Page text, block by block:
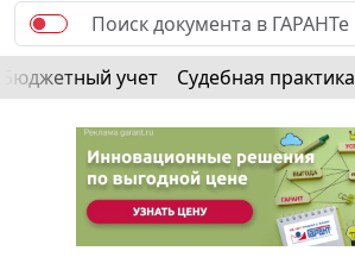
Бюджетный учет Судебная практика